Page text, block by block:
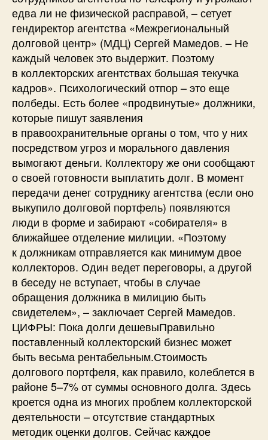
едва ли не физической расправой, – сетует
гендиректор агентства «Межрегиональный
долговой центр» (МДЦ) Сергей Мамедов. – Не
каждый человек это выдержит. Поэтому
в коллекторских агентствах большая текучка
кадров». Психологический отпор – это еще
полбеды. Есть более «продвинутые» должники,
которые пишут заявления
в правоохранительные органы о том, что у них
посредством угроз и морального давления
вымогают деньги. Коллектору же они сообщают
о своей готовности выплатить долг. В момент
передачи денег сотруднику агентства (если оно
выкупило долговой портфель) появляются
люди в форме и забирают «собирателя» в
ближайшее отделение милиции. «По­этому
к должникам отправляется как минимум двое
коллекторов. Один ведет переговоры, а другой
в беседу не вступает, чтобы в случае
обращения должника в милицию быть
свидетелем», – заключает Сергей Мамедов.
ЦИФРЫ: Пока долги дешевыПравильно
поставленный коллекторский бизнес может
быть весьма рентабельным.Стоимость
долгового портфеля, как правило, колеблется в
районе 5–7% от суммы основного долга. Здесь
кроется одна из многих проблем коллекторской
деятельности – отсутствие стандартных
методик оценки долгов. Сейчас каждое